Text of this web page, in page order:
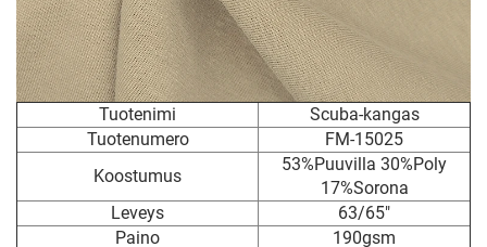
Tuotenimi
Scuba-kangas
Tuotenumero
FM-15025
Koostumus
53%Puuvilla 30%Poly
17%Sorona
Leveys
63/65"
Paino
190gsm